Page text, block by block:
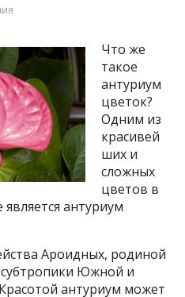
Что же
такое
антуриум
цветок?
Одним из
красивей
ших и
сложных
цветов в
антуриум
Ароидных, родиной
субтропики Южной и
антуриум может